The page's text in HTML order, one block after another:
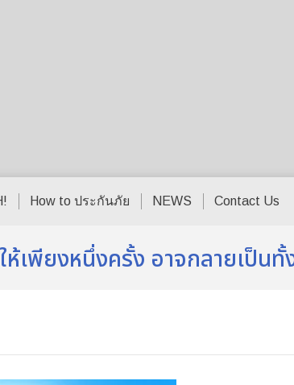
How to ประกันภัย NEWS Contact Us
เพียงหนึ่งครั้ง อาจกลายเป็น